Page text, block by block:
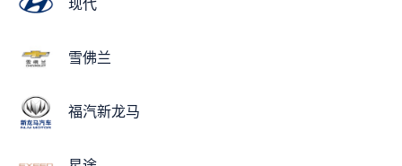
现代
雪佛兰
福汽新龙马